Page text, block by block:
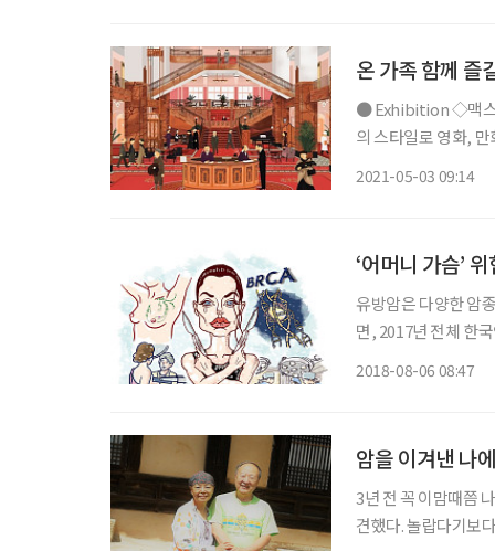
온 가족 함께 즐
● Exhibition ◇맥스 달튼, 영화의 순간들 일정 7월 11일까지 장소 마이아트뮤지엄 자신만
의 스타일로 영화,
2021-05-03 09:14
‘어머니 가슴’
유방암은 다양한 암
면, 2017년 전체 한
2018-08-06 08:47
암을 이겨낸 나
3년 전 꼭 이맘때쯤
견했다. 놀랍다기보